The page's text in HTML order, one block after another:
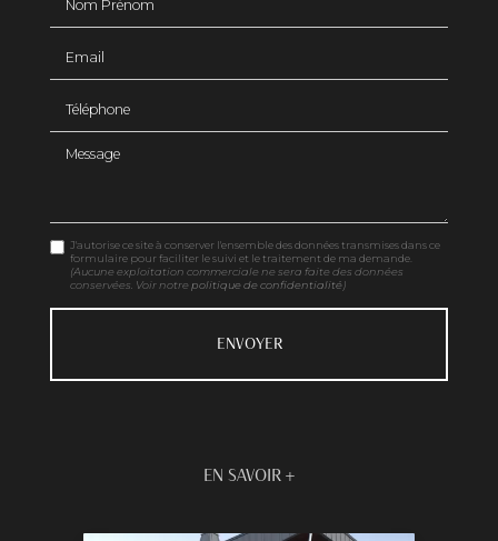
Message
J'autorise ce site à conserver l'ensemble des données transmises dans ce
formulaire pour faciliter le suivi et le traitement de ma demande.
(Aucune exploitation commerciale ne sera faite des données
conservées. Voir notre politique de confidentialité)
EN SAVOIR +